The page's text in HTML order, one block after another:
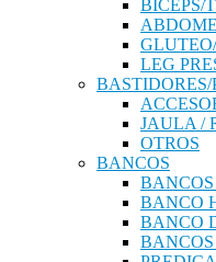
BICEPS/
LEG
BASTIDORES/
JAULA /
OTROS
BANCOS
BANCO
BANCO